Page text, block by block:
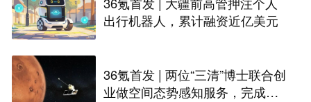
出行机器人，累计融资近亿美元
36氪首发 | 两位“三清”博士联合创
业做空间态势感知服务，完成数